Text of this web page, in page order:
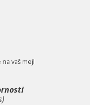
vaš mejl